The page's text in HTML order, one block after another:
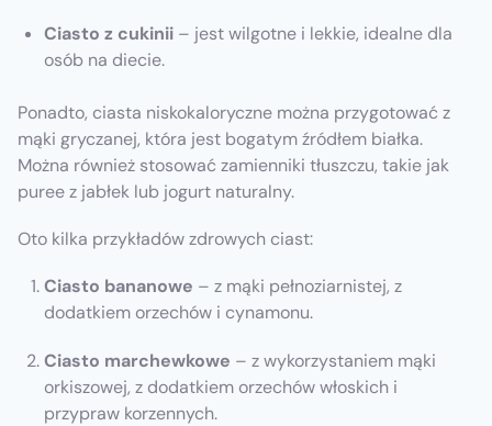
Ciasto z cukinii – jest wilgotne i lekkie, idealne dla
osób na diecie.
Ponadto, ciasta niskokaloryczne można przygotować z
mąki gryczanej, która jest bogatym źródłem białka.
Można również stosować zamienniki tłuszczu, takie jak
puree z jabłek lub jogurt naturalny.
Oto kilka przykładów zdrowych ciast:
Ciasto bananowe – z mąki pełnoziarnistej, z
dodatkiem orzechów i cynamonu.
Ciasto marchewkowe – z wykorzystaniem mąki
orkiszowej, z dodatkiem orzechów włoskich i
przypraw korzennych.